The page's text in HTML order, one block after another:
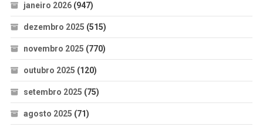
janeiro 2026(947)
dezembro 2025 (515)
novembro 2025 (770)
outubro 2025 (120)
setembro 2025 (75)
agosto 2025 (71)